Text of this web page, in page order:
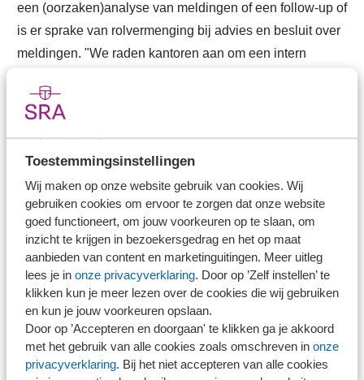
Toestemmingsinstellingen
Wij maken op onze website gebruik van cookies. Wij
gebruiken cookies om ervoor te zorgen dat onze website
goed functioneert, om jouw voorkeuren op te slaan, om
inzicht te krijgen in bezoekersgedrag en het op maat
aanbieden van content en marketinguitingen. Meer uitleg
lees je in onze privacyverklaring. Door op ’Zelf instellen’ te
klikken kun je meer lezen over de cookies die wij gebruiken
en kun je jouw voorkeuren opslaan.
Door op ’Accepteren en doorgaan' te klikken ga je akkoord
met het gebruik van alle cookies zoals omschreven in onze
privacyverklaring. Bij het niet accepteren van alle cookies
een (oorzaken)analyse van meldingen of een follow-up of
is er sprake van rolvermenging bij advies en besluit over
meldingen. "We raden kantoren aan om een intern
aspecten van artikel 16 lid 2 Wwft. Dit zorgt voor
volledigheid, uniformiteit en bewustwording bij alle
medewerkers."
Tot slot nog enkele aandachtspunten met betrekking tot
Compliance en de opleidingsverplichting: pas de Plan-
Do-Check-Act-methodiek (PDCA) toe in je Compliance-
verslag, verzorg periodiek een opleiding op het gebied
van Wwft (ook voor zzp’ers) en leg vast wie de opleiding
heeft gevolgd.
Het BFT herkent een groot deel van deze onderwerpen
uit zijn deelonderzoek naar de auditfunctie. Daarnaast